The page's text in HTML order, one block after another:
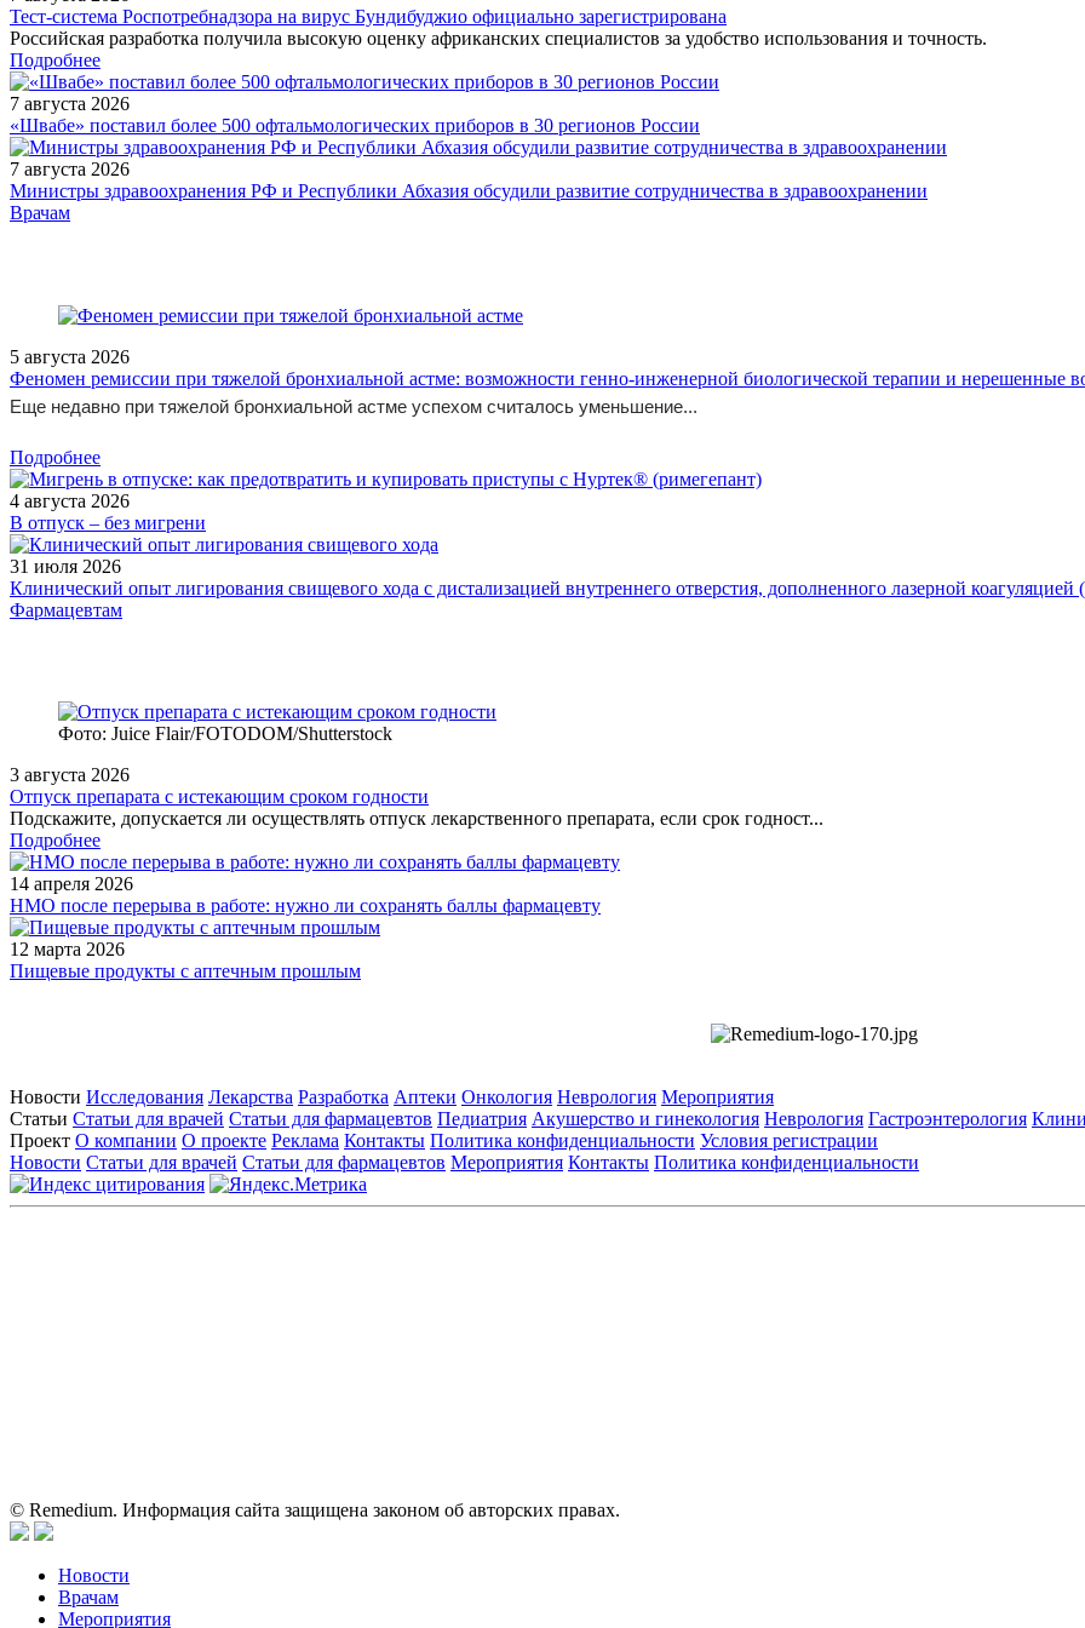
Тест‑система Роспотребнадзора на вирус Бундибуджио официально зарегистрирована
Российская разработка получила высокую оценку африканских специалистов за удобство использования и точность.
Подробнее
7 августа 2026
«Швабе» поставил более 500 офтальмологических приборов в 30 регионов России
7 августа 2026
Министры здравоохранения РФ и Республики Абхазия обсудили развитие сотрудничества в здравоохранении
/measures/IX-Moskovskiy-gorodskoy-Sezd-anesteziologov-i-rean/
Врачам
5 августа 2026
Феномен ремиссии при тяжелой бронхиальной астме: возможности генно-инженерной биологической терапии и нерешенные
Еще недавно при тяжелой бронхиальной астме успехом считалось уменьшение...
Подробнее
4 августа 2026
В отпуск – без мигрени
31 июля 2026
Клинический опыт лигирования свищевого хода с дистализацией внутреннего отверстия, дополненного лазерной
Фармацевтам
Фото: Juice Flair/FOTODOM/Shutterstoсk
3 августа 2026
Отпуск препарата с истекающим сроком годности
Подскажите, допускается ли осуществлять отпуск лекарственного препарата, если срок годност...
Подробнее
14 апреля 2026
НМО после перерыва в работе: нужно ли сохранять баллы фармацевту
12 марта 2026
Пищевые продукты с аптечным прошлым
Новости Исследования Лекарства Разработка Аптеки Онкология Неврология Мероприятия
Статьи Статьи для врачей Статьи для фармацевтов Педиатрия Акушерство и гинекология Неврология Гастроэнтерология
Проект О компании О проекте Реклама Контакты Политика конфиденциальности Условия регистрации
Новости Статьи для врачей Статьи для фармацевтов Мероприятия Контакты Политика конфиденциальности
© Remedium. Информация сайта защищена законом об авторских правах.
Новости
Врачам
Мероприятия